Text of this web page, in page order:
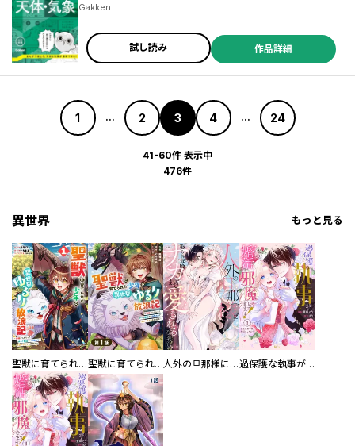
Gakken
試し読み 作品詳細
1 ... 2 3 4 ... 24
41-60件 表示中
476件
異世界 もっと見る
聖獣に育てられた少年の異世界ゆるり放浪記～神様からもらったチート魔法で、仲間たちとスローライフを満喫中～ 聖獣に育てられた少年の異世界ゆるり放浪記～神様からもらったチート魔法で、仲間たちとスローライフを満喫中～【分冊版】 人外の旦那様に娶られ毎晩ナカまで愛される…。アンソロジー 過保護な執事が私の婚活を邪魔してきます！ 分冊版